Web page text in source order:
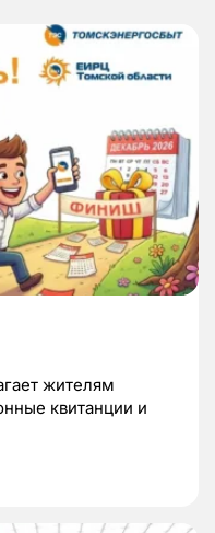
жителям
квитанции и